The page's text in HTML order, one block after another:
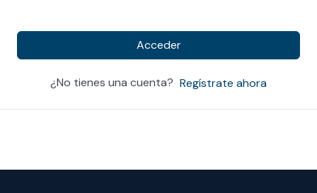
Acceder
¿No tienes una cuenta? Regístrate ahora